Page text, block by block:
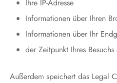
Ihre IP-Adresse
Informationen über Ihren
Informationen über Ihr
der Zeitpunkt Ihres
Außerdem speichert das Legal